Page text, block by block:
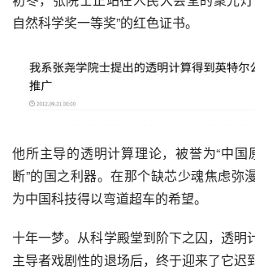
自然科学奖一等奖”的红色证书。
他所主导的透明计算理论，被誉为“中国
断”的国之利器。在那个缺芯少魂焦虑弥
为中国科技得以弯道超车的希望。
十年一梦。从科学殿堂到阶下之囚，透明
主导者戏剧性的退场后，终于迎来了它迟